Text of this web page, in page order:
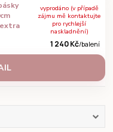
1 240 Kč/balení
vyprodáno (v případě
zájmu mě kontaktujte
pro rychlejší
naskladnění)